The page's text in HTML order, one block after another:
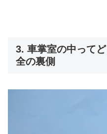
3. 車掌室の中って
全の裏側